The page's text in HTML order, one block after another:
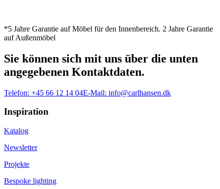
*5 Jahre Garantie auf Möbel für den Innenbereich. 2 Jahre Garantie
auf Außenmöbel
Sie können sich mit uns über die unten
angegebenen Kontaktdaten.
Telefon: +45 66 12 14 04E-Mail: info@carlhansen.dk
Inspiration
Katalog
Newsletter
Projekte
Bespoke lighting